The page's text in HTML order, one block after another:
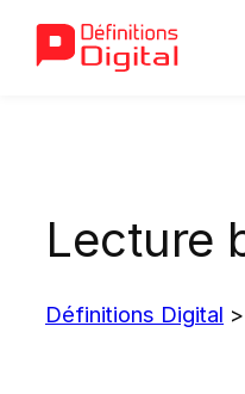
Lecture
Définitions Digital >